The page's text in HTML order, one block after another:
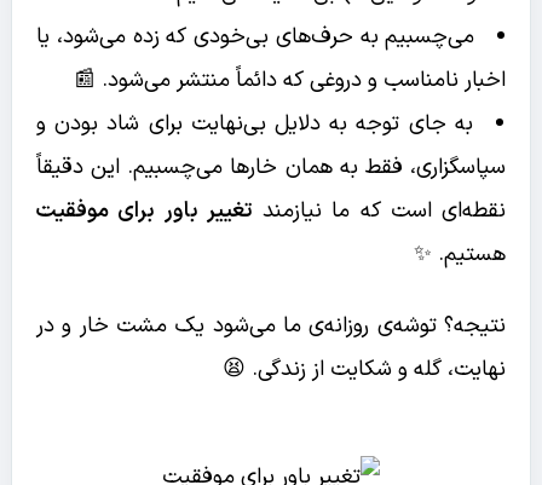
می‌چسبیم به حرف‌های بی‌خودی که زده می‌شود، یا
اخبار نامناسب و دروغی که دائماً منتشر می‌شود. 📰
به جای توجه به دلایل بی‌نهایت برای شاد بودن و
سپاسگزاری، فقط به همان خارها می‌چسبیم. این دقیقاً
نقطه‌ای است که ما نیازمند تغییر باور برای موفقیت
هستیم. ✨
نتیجه؟ توشه‌ی روزانه‌ی ما می‌شود یک مشت خار و در
نهایت، گله و شکایت از زندگی. 😫